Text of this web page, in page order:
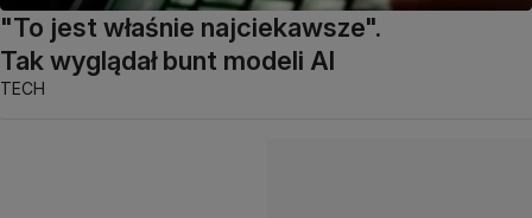
"To jest właśnie najciekawsze".
Tak wyglądał bunt modeli AI
TECH